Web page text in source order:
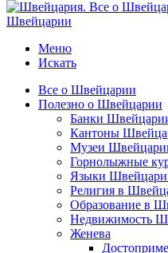
Меню
Искать
Все о Швейцарии
Полезно о Швейцарии
Банки
Кантоны
Музеи
Горнолыжные
Языки
Религия в
Образование в
Недвижимость
Женева